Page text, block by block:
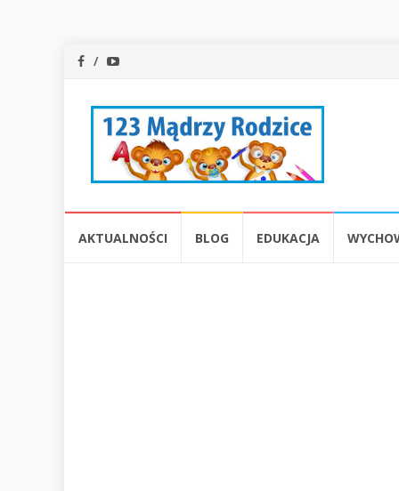
AKTUALNOŚCI BLOG EDUKACJA